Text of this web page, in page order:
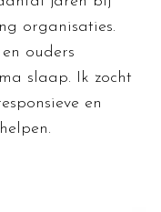
organisaties.
ouders
slaap. Ik zocht
en